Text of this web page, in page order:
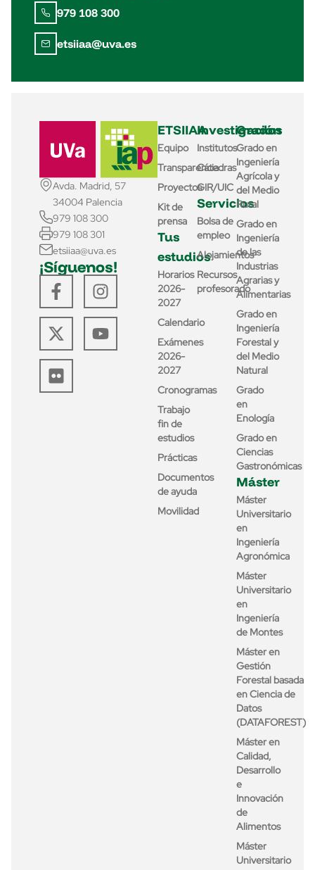
979 108 300
etsiiaa@uva.es
Avda. Madrid, 57
34004 Palencia
979 108 300
979 108 301
etsiiaa@uva.es
¡Síguenos!
ETSIIAA
Equipo
Transparencia
Proyectos
Kit de
prensa
Tus
estudios
Horarios
2026-
2027
Calendario
Exámenes
2026-
2027
Cronogramas
Trabajo
fin de
estudios
Prácticas
Documentos
de ayuda
Movilidad
Investigación
Institutos
Cátedras
GIR/UIC
Servicios
Bolsa de
empleo
Alojamientos
Recursos
profesorado
Grados
Grado en
Ingeniería
Agrícola y
del Medio
Rural
Grado en
Ingeniería
de las
Industrias
Agrarias y
Alimentarias
Grado en
Ingeniería
Forestal y
del Medio
Natural
Grado
en
Enología
Grado en
Ciencias
Gastronómicas
Máster
Máster
Universitario
en
Ingeniería
Agronómica
Máster
Universitario
en
Ingeniería
de Montes
Máster en
Gestión
Forestal basada
en Ciencia de
Datos
(DATAFOREST)
Máster en
Calidad,
Desarrollo
e
Innovación
de
Alimentos
Máster
Universitario